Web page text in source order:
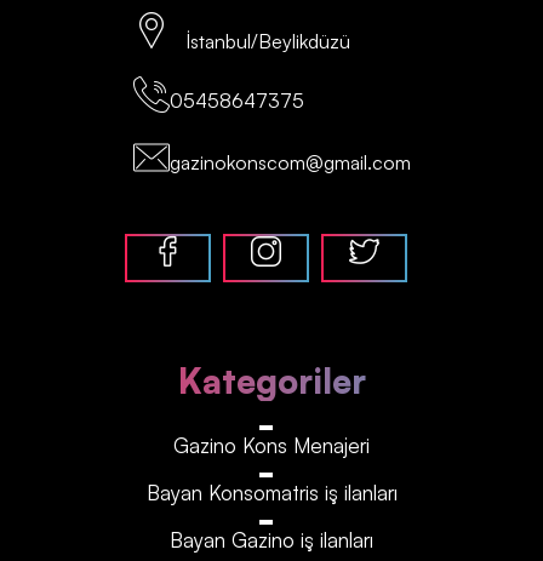
İstanbul/Beylikdüzü
05458647375
gazinokonscom@gmail.com
Kategoriler
Gazino Kons Menajeri
Bayan Konsomatris iş ilanları
Bayan Gazino iş ilanları